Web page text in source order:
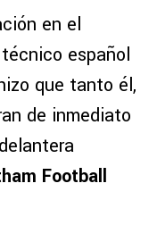
en el
español
que tanto él,
de inmediato
Football